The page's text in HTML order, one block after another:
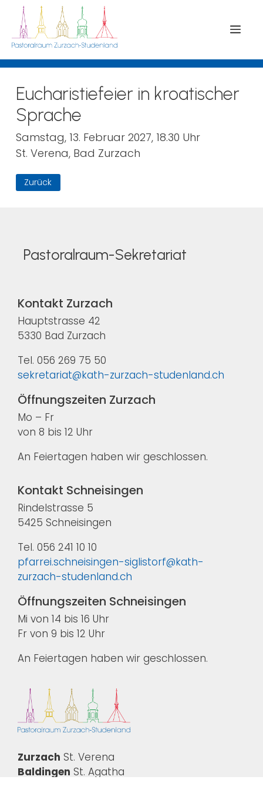
Eucharistiefeier in kroatischer
Sprache
Samstag, 13. Februar 2027, 18.30 Uhr
St. Verena, Bad Zurzach
Zurück
Pastoralraum-Sekretariat
Kontakt Zurzach
Hauptstrasse 42
5330 Bad Zurzach
Tel. 056 269 75 50
sekretariat@kath-zurzach-studenland.ch
Öffnungszeiten Zurzach
Mo – Fr
von 8 bis 12 Uhr
An Feiertagen haben wir geschlossen.
Kontakt Schneisingen
Rindelstrasse 5
5425 Schneisingen
Tel. 056 241 10 10
pfarrei.schneisingen-siglistorf@kath-
zurzach-studenland.ch
Öffnungszeiten Schneisingen
Mi von 14 bis 16 Uhr
Fr von 9 bis 12 Uhr
An Feiertagen haben wir geschlossen.
Zurzach St. Verena
Baldingen St. Agatha